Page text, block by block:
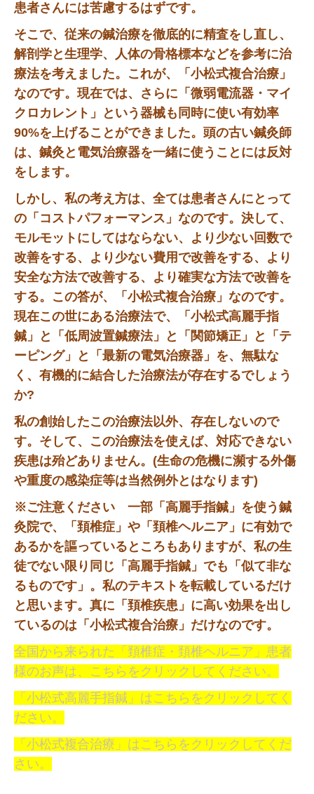
患者さんには苦慮するはずです。
そこで、従来の鍼治療を徹底的に精査をし直し、
解剖学と生理学、人体の骨格標本などを参考に治
療法を考えました。これが、「小松式複合治療」
なのです。現在では、さらに「微弱電流器・マイ
クロカレント」という器械も同時に使い有効率
90%を上げることができました。頭の古い鍼灸師
は、鍼灸と電気治療器を一緒に使うことには反対
をします。
しかし、私の考え方は、全ては患者さんにとって
の「コストパフォーマンス」なのです。決して、
モルモットにしてはならない、より少ない回数で
改善をする、より少ない費用で改善をする、より
安全な方法で改善する、より確実な方法で改善を
する。この答が、「小松式複合治療」なのです。
現在この世にある治療法で、「小松式高麗手指
鍼」と「低周波置鍼療法」と「関節矯正」と「テ
ーピング」と「最新の電気治療器」を、無駄な
く、有機的に結合した治療法が存在するでしょう
か?
私の創始したこの治療法以外、存在しないので
す。そして、この治療法を使えば、対応できない
疾患は殆どありません。(生命の危機に瀕する外傷
や重度の感染症等は当然例外とはなります)
※ご注意ください 一部「高麗手指鍼」を使う鍼
灸院で、「頚椎症」や「頚椎ヘルニア」に有効で
あるかを謳っているところもありますが、私の生
徒でない限り同じ「高麗手指鍼」でも「似て非な
るものです」。私のテキストを転載しているだけ
と思います。真に「頚椎疾患」に高い効果を出し
ているのは「小松式複合治療」だけなのです。
全国から来られた「頚椎症・頚椎ヘルニア」患者
様のお声は、こちらをクリックしてください。
「小松式高麗手指鍼」はこちらをクリックしてく
ださい。
「小松式複合治療」はこちらをクリックしてくだ
さい。